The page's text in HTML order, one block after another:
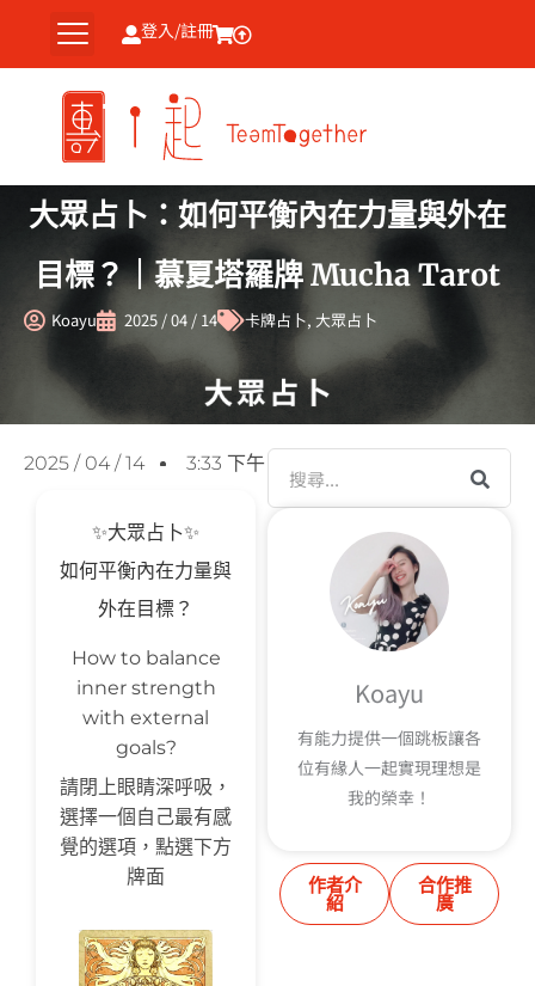
主
登入/註冊
大眾占卜：如何平衡內在力量與外在
目標？｜慕夏塔羅牌 Mucha Tarot
Koayu 2025 / 04 / 14 卡牌占卜, 大眾占卜
2025 / 04 / 14 3:33 下午
✨大眾占卜✨
如何平衡內在力量與
外在目標？
How to balance
inner strength
with external
goals?
請閉上眼睛深呼吸，
選擇一個自己最有感
覺的選項，點選下方
牌面
Koayu
有能力提供一個跳板讓各
位有緣人一起實現理想是
我的榮幸！
作者介
紹
合作推
廣